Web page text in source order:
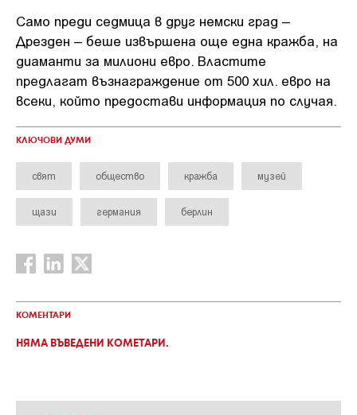
Само преди седмица в друг немски град –
Дрезден – беше извършена още една кражба, на
диаманти за милиони евро. Властите
предлагат възнаграждение от 500 хил. евро на
всеки, който предостави информация по случая.
КЛЮЧОВИ ДУМИ
свят общество кражба музей
щази германия берлин
КОМЕНТАРИ
НЯМА ВЪВЕДЕНИ КОМЕТАРИ.